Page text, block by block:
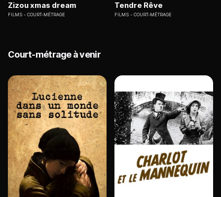
Zizou xmas dream
FILMS COURT-MÉTRAGE
Tendre Rêve
FILMS COURT-MÉTRAGE
Court-métrage à venir